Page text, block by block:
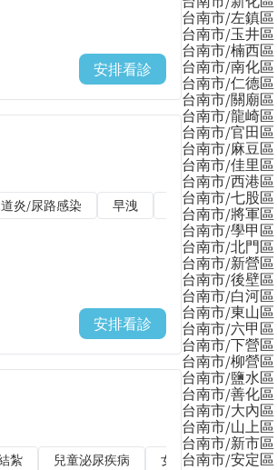
安排看診
炎/尿路感染 早洩 尿床 攝護腺肥
安排看診
紮 兒童泌尿疾病 女性疾病 包皮
台南市/左鎮
台南市/玉井
台南市/楠西
台南市/南化
台南市/仁德
台南市/關廟
台南市/龍崎
台南市/官田
台南市/麻豆
台南市/佳里
台南市/西港
台南市/七股
台南市/將軍
台南市/學甲
台南市/北門
台南市/新營
台南市/後壁
台南市/白河
台南市/東山
台南市/六甲
台南市/下營
台南市/柳營
台南市/鹽水
台南市/善化
台南市/大內
台南市/山上
台南市/新市
台南市/安定